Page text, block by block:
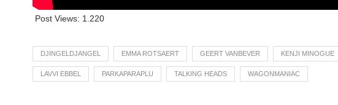
Post Views: 1.220
DJINGELDJANGEL EMMA ROTSAERT GEERT VANBEVER KENJI MINOGUE
LAVVI EBBEL PARKAPARAPLU TALKING HEADS WAGONMANIAC